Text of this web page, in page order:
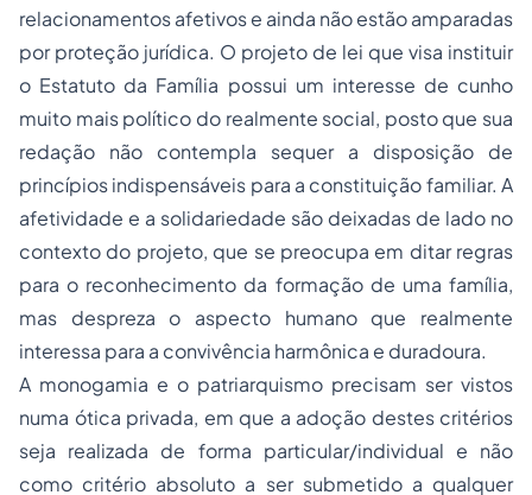
relacionamentos afetivos e ainda não estão amparadas
por proteção jurídica. O projeto de lei que visa instituir
o Estatuto da Família possui um interesse de cunho
muito mais político do realmente social, posto que sua
redação não contempla sequer a disposição de
princípios indispensáveis para a constituição familiar. A
afetividade e a solidariedade são deixadas de lado no
contexto do projeto, que se preocupa em ditar regras
para o reconhecimento da formação de uma família,
mas despreza o aspecto humano que realmente
interessa para a convivência harmônica e duradoura.
A monogamia e o patriarquismo precisam ser vistos
numa ótica privada, em que a adoção destes critérios
seja realizada de forma particular/individual e não
como critério absoluto a ser submetido a qualquer